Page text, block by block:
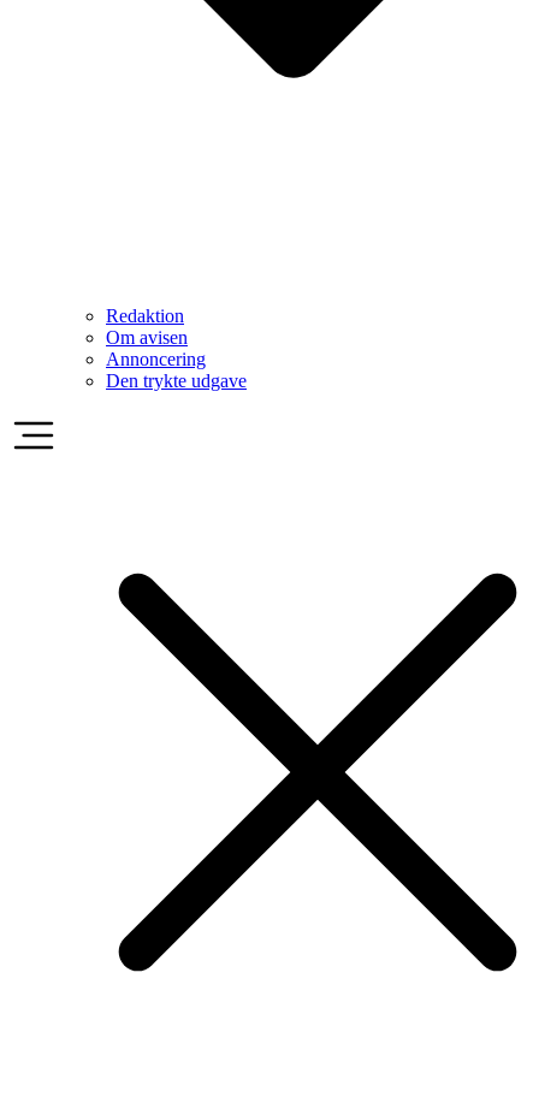
Redaktion
Om avisen
Annoncering
Den trykte udgave